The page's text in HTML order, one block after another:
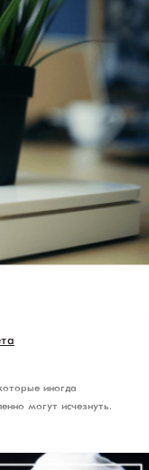
иногда
могут исчезнуть.